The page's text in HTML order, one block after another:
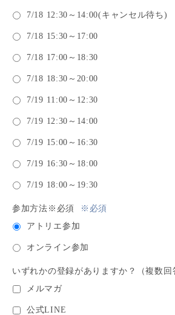
7/18 12:30～14:00(キャンセル待ち)
7/18 15:30～17:00
7/18 17:00～18:30
7/18 18:30～20:00
7/19 11:00～12:30
7/19 12:30～14:00
7/19 15:00～16:30
7/19 16:30～18:00
7/19 18:00～19:30
参加方法※必須
※必須
アトリエ参加
オンライン参加
いずれかの登録がありますか？（複数回
メルマガ
公式LINE